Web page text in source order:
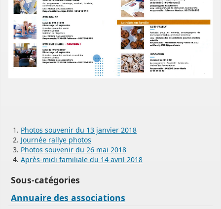
Photos souvenir du 13 janvier 2018
Journée rallye photos
Photos souvenir du 26 mai 2018
Après-midi familiale du 14 avril 2018
Sous-catégories
Annuaire des associations